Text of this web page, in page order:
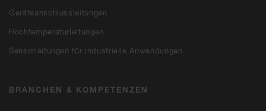
Geräteanschlussleitungen
Hochtemperaturleitungen
Sensorleitungen für industrielle Anwendungen
BRANCHEN & KOMPETENZEN